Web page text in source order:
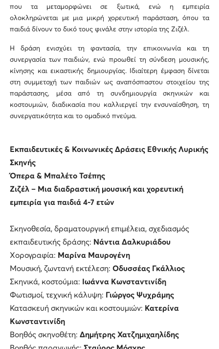
που τα μεταμορφώνει σε ξωτικά, ενώ η εμπειρία
ολοκληρώνεται με μια μικρή χορευτική παράσταση, όπου τα
παιδιά δίνουν το δικό τους φινάλε στην ιστορία της Ζιζέλ.
Η δράση ενισχύει τη φαντασία, την επικοινωνία και τη
συνεργασία των παιδιών, ενώ προωθεί τη σύνδεση μουσικής,
κίνησης και εικαστικής δημιουργίας. Ιδιαίτερη έμφαση δίνεται
στη συμμετοχή των παιδιών ως αναπόσπαστου στοιχείου της
παράστασης, μέσα από τη συνδημιουργία σκηνικών και
κοστουμιών, διαδικασία που καλλιεργεί την ενσυναίσθηση, τη
συνεργατικότητα και το ομαδικό πνεύμα.
Εκπαιδευτικές & Κοινωνικές Δράσεις Εθνικής Λυρικής
Σκηνής
Όπερα & Μπαλέτο Τσέπης
Ζιζέλ – Μια διαδραστική μουσική και χορευτική
εμπειρία για παιδιά 4-7 ετών
Σκηνοθεσία, δραματουργική επιμέλεια, σχεδιασμός
εκπαιδευτικής δράσης: Νάντια Δαλκυριάδου
Χορογραφία: Μαρίνα Μαυρογένη
Μουσική, ζωντανή εκτέλεση: Οδυσσέας Γκάλλιος
Σκηνικά, κοστούμια:
Ιωάννα Κωνσταντινίδη
Φωτισμοί, τεχνική κάλυψη: Γιώργος Ψυχράμης
Κατασκευή σκηνικών και κοστουμιών: Κατερίνα
Κωνσταντινίδη
Βοηθός σκηνοθέτη: Δημήτρης Χατζημιχαηλίδης